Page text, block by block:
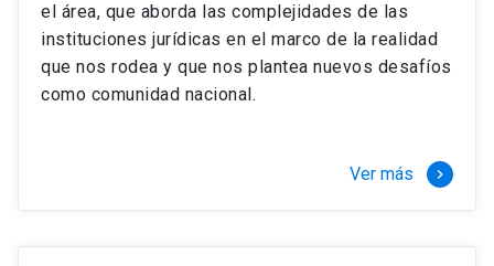
el área, que aborda las complejidades de las
instituciones jurídicas en el marco de la realidad
que nos rodea y que nos plantea nuevos desafíos
como comunidad nacional.
Ver más keyboard_arrow_right